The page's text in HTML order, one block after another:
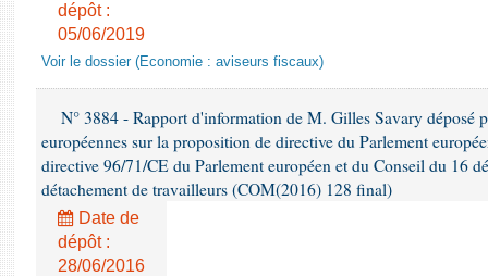
dépôt :
05/06/2019
Voir le dossier (Economie : aviseurs fiscaux)
N° 3884 - Rapport d'information de M. Gilles Savary déposé
européennes sur la proposition de directive du Parlement
directive 96/71/CE du Parlement européen et du Conseil du 16
détachement de travailleurs (COM(2016) 128 final)
Date de
dépôt :
28/06/2016